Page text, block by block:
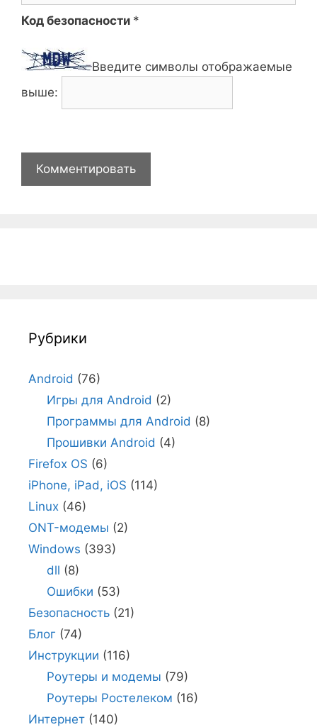
Код безопасности *
Введите символы отображаемые
выше:
Рубрики
Android (76)
Игры для Android (2)
Программы для Android (8)
Прошивки Android (4)
Firefox OS (6)
iPhone, iPad, iOS (114)
Linux (46)
ONT-модемы (2)
Windows (393)
dll (8)
Ошибки (53)
Безопасность (21)
Блог (74)
Инструкции (116)
Роутеры и модемы (79)
Роутеры Ростелеком (16)
Интернет (140)